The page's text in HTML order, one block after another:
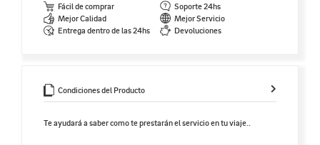
Fácil de comprar
Soporte 24hs
Mejor Calidad
Mejor Servicio
Entrega dentro de las 24hs
Devoluciones
Condiciones del Producto
Te ayudará a saber como te prestarán el servicio en tu viaje..